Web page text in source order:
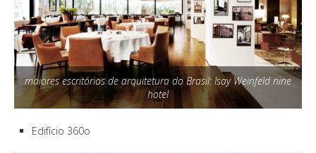
maiores escritórios de arquitetura do Brasil: Isay Weinfeld nine
hotel
Edifício 360o